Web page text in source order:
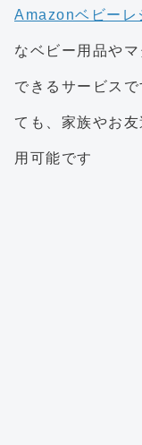
Amazonベビーレ
なベビー用品や
できるサービス
ても、家族やお
用可能です